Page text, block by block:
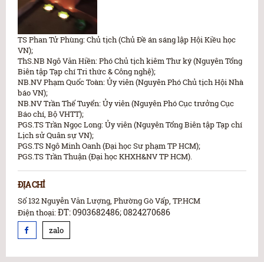
TS Phan Tử Phùng: Chủ tịch (Chủ Đề án sáng lập Hội Kiều học
VN);
ThS.NB Ngô Văn Hiền: Phó Chủ tịch kiêm Thư ký (Nguyên Tổng
Biên tập Tạp chí Tri thức & Công nghệ);
NB.NV Phạm Quốc Toàn: Ủy viên (Nguyên Phó Chủ tịch Hội Nhà
báo VN);
NB.NV Trần Thế Tuyển: Ủy viên (Nguyên Phó Cục trưởng Cục
Báo chí, Bộ VHTT);
PGS.TS Trần Ngọc Long: Ủy viên (Nguyên Tổng Biên tập Tạp chí
Lịch sử Quân sự VN);
PGS.TS Ngô Minh Oanh (Đại học Sư phạm TP HCM);
PGS.TS Trần Thuận (Đại học KHXH&NV TP HCM).
ĐỊA CHỈ
Số 132 Nguyễn Văn Lượng, Phường Gò Vấp, TP.HCM
Điện thoại:ĐT: 0903682486; 0824270686
zalo